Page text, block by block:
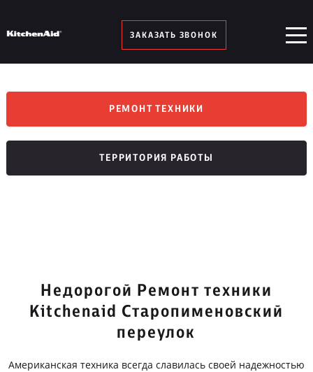
ЗАКАЗАТЬ ЗВОНОК
РЕМОНТ ТЕХНИКИ
ТЕРРИТОРИЯ РАБОТЫ
Недорогой Ремонт техники
Kitchenaid Старопименовский
переулок
Американская техника всегда славилась своей надежностью